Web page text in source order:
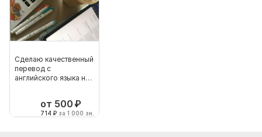
Сделаю качественный
перевод с
английского языка на
от 500 ₽
714 ₽ за 1 000 зн.